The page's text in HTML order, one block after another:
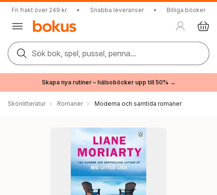
Fri frakt över 249 kr • Snabba leveranser • Billiga böcker
Sök bok, spel, pussel, penna...
Skapa nya rutiner – hälsoböcker upp till 50% →
Skönlitteratur Romaner Moderna och samtida romaner